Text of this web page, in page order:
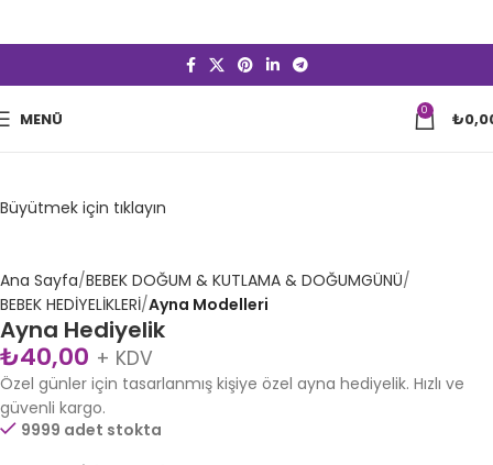
MENÜ 0 ₺
Büyütmek için tıklayın
Ana Sayfa BEBEK DOĞUM & KUTLAMA & DOĞUMGÜNÜ
BEBEK HEDİYELİKLERİ Ayna Modelleri
Ayna Hediyelik
₺40,00 + KDV
Özel günler için tasarlanmış kişiye özel ayna hediyelik. Hızlı ve
güvenli kargo.
9999 adet stokta
💖 Kişiye Özel Tasarımlar💖 Kişiye Özel Tasarımlar
Kişiye Özel Tasarımlar